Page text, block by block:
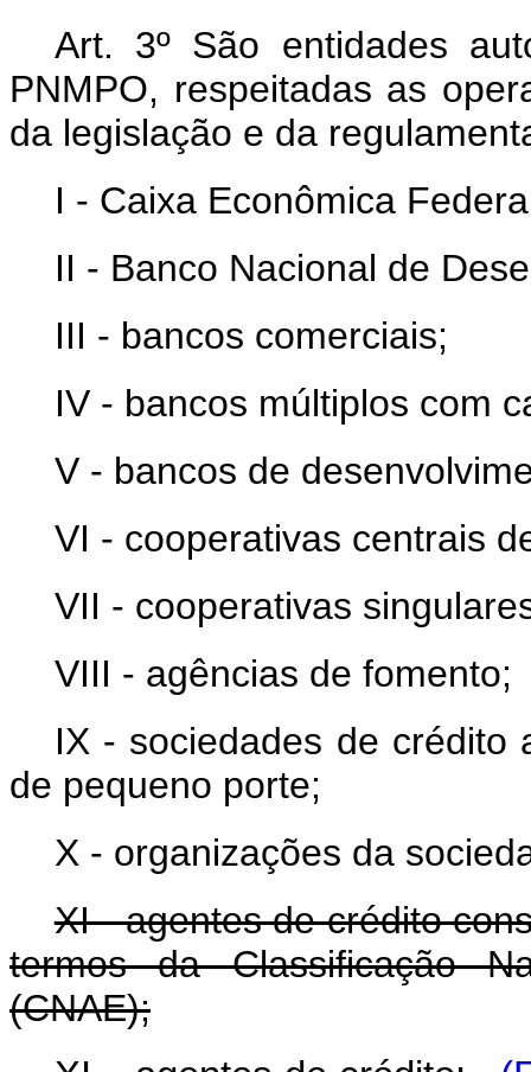
Art. 3º São entidades
PNMPO, respeitadas as
da legislação e da
I - Caixa Econômica
II - Banco Nacional de
III - bancos comerciais;
IV - bancos múltiplos com
V - bancos de
VI - cooperativas centrais
VII - cooperativas
VIII - agências de fomento;
IX - sociedades de crédito
de pequeno porte;
X - organizações da
XI - agentes de crédito
termos da Classificação
(CNAE);